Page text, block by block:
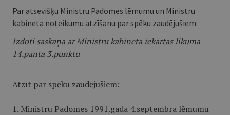
Par atsevišķu Ministru Padomes lēmumu un Ministru
kabineta noteikumu atzīšanu par spēku zaudējušiem
Izdoti saskaņā ar Ministru kabineta iekārtas likuma
14.panta 3.punktu
Atzīt par spēku zaudējušiem:
1. Ministru Padomes 1991.gada 4.septembra lēmumu